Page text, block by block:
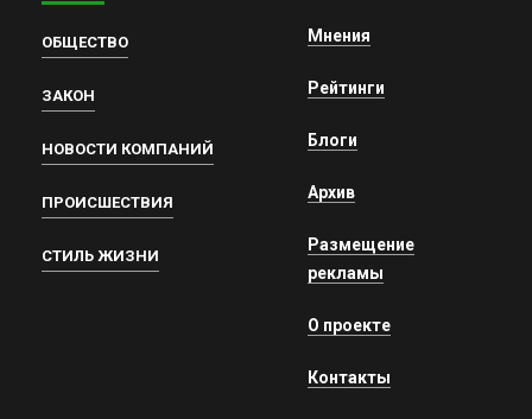
ОБЩЕСТВО
ЗАКОН
НОВОСТИ КОМПАНИЙ
ПРОИСШЕСТВИЯ
СТИЛЬ ЖИЗНИ
Мнения
Рейтинги
Блоги
Архив
Размещение
рекламы
О проекте
Контакты